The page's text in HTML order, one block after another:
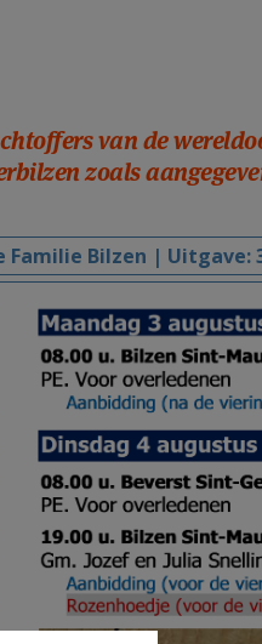
van de
zoals
Familie Bilzen | Uitgave: